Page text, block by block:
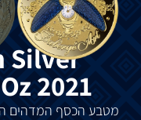
Silver
2021
מטבע הכסף המדהים